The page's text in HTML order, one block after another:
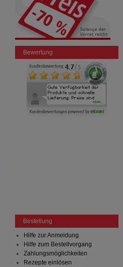
Bewertung
Bestellung
Hilfe zur Anmeldung
Hilfe zum Bestellvorgang
Zahlungsmöglichkeiten
Rezepte einlösen